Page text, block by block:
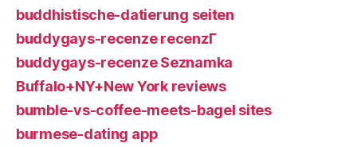
buddhistische-datierung seiten
buddygays-recenze recenzГ­
buddygays-recenze Seznamka
Buffalo+NY+New York reviews
bumble-vs-coffee-meets-bagel sites
burmese-dating app